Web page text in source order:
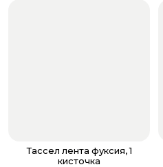
Тассел лента фуксия, 1
кисточка